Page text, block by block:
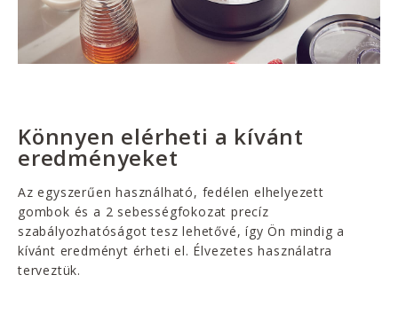
Könnyen elérheti a kívánt
eredményeket
Az egyszerűen használható, fedélen elhelyezett
gombok és a 2 sebességfokozat precíz
szabályozhatóságot tesz lehetővé, így Ön mindig a
kívánt eredményt érheti el. Élvezetes használatra
terveztük.